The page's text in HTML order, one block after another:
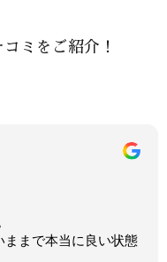
ミをご紹介！
まで本当に良い状態